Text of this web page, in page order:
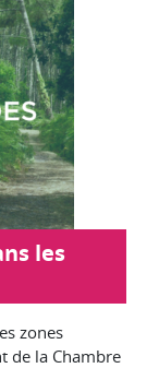
les
zones
de la Chambre